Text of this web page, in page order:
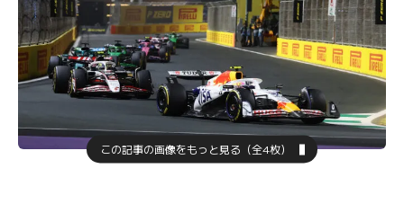
この記事の画像をもっと見る（全4枚）